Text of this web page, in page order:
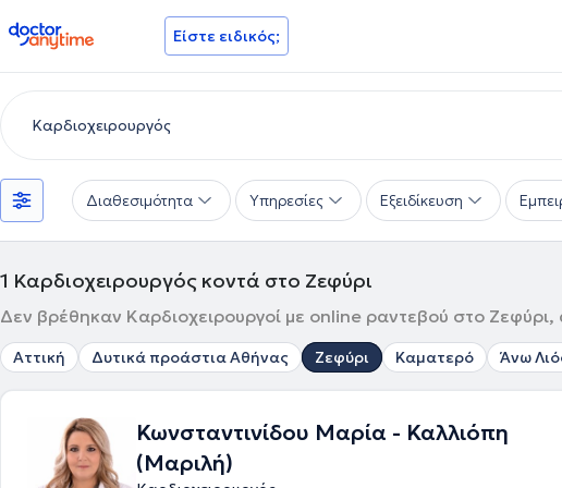
doctoranytime Είστε ειδικός;
Διαθεσιμότητα Υπηρεσίες Εξειδίκευση
1 Καρδιοχειρουργός κοντά στο Ζεφύρι
Δεν βρέθηκαν Καρδιοχειρουργοί με online ραντεβού στο Ζεφύρι,
Αττική Δυτικά προάστια Αθήνας Ζεφύρι Καματερό Άνω
Κωνσταντινίδου Μαρία - Καλλιόπη
(Μαριλή)